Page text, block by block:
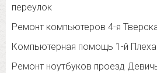
переулок
Ремонт компьютеров 4-я
Компьютерная помощь 1-й
Ремонт ноутбуков проезд